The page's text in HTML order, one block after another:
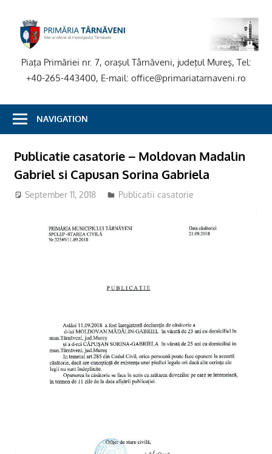
content
Piaţa Primăriei nr. 7, oraşul Târnăveni, judeţul Mureş, Tel:
+40-265-443400, E-mail: office@primariatarnaveni.ro
NAVIGATION
Publicatie casatorie – Moldovan Madalin
Gabriel si Capusan Sorina Gabriela
September 11, 2018 admsite
Publicatii casatorie